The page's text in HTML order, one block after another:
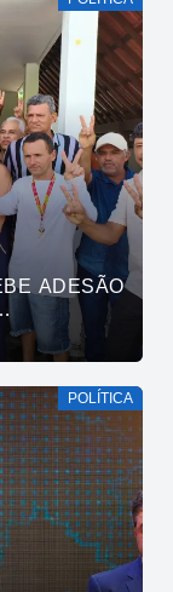
ADESÃO
POLÍTICA